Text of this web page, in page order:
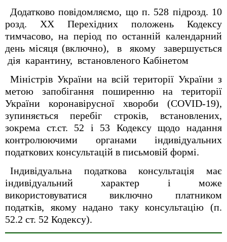
Додатково повідомляємо, що п. 528 підрозд. 10
розд. XX Перехідних положень Кодексу
тимчасово, на період по останній календарний
день місяця (включно), в якому завершується
дія карантину, встановленого Кабінетом
Міністрів України на всій території України з
метою запобігання поширенню на території
України коронавірусної хвороби (COVID-19),
зупиняється перебіг строків, встановлених,
зокрема ст.ст. 52 і 53 Кодексу щодо надання
контролюючими органами індивідуальних
податкових консультацій в письмовій формі.
Індивідуальна податкова консультація має
індивідуальний характер і може
використовуватися виключно платником
податків, якому надано таку консультацію (п.
52.2 ст. 52 Кодексу).